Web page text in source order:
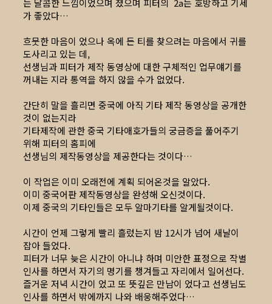
는 달콤한 느낌이었으며 졌으며 피터의 2a는 호방하고 기세
가 좋았다…
흐뭇한 마음이 었으나 옥에 든 티를 찾으려는 마음에서 귀를
도사리고 있는 데,
선생님과 피터가 제작 동영상에 대한 구체적인 업무얘기를
꺼내는 지라 통역을 하지 않을 수가 없었다.
간단히 말을 흘리면 중국에 아직 기타 제작 동영상을 공개한
것이 없는지라
기타제작에 관한 중국 기타애호가들의 궁금증을 풀어주기
위해 피터의 홈피에
선생님의 제작동영상을 제공한다는 것이다…
이 작업은 이미 오래전에 계획 되어온것을 알았다.
이미 중국어판 제작동영상을 완성해 오신것이다.
이제 중국의 기타인들은 모두 알마기타를 알게될것이다.
시간이 언제 그렇게 빨리 흘렀는지 밤 12시가 넘어 새날이
잡아 들었다.
피터가 너무 늦은 시간이 아니냐 하며 미안한 표정으로 작별
인사를 하면서 자기의 명기를 챙겨들고 자리에서 일어선다.
즐거운 저녁 시간이 었고 또 뜻깊은 만남이 었다고 선생님도
인사를 하면서 밖에까지 나와 배웅해주었다…